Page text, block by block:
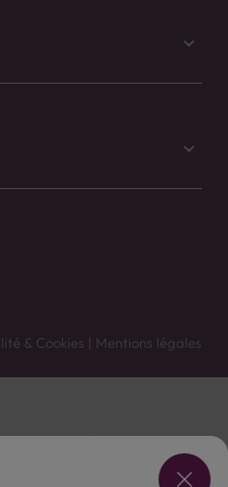
& Cookies | Mentions légales
pour plus de renseignements.